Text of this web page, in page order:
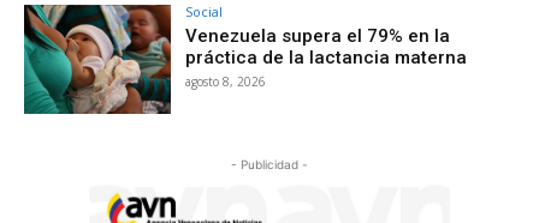
Social
Venezuela supera el 79% en la
práctica de la lactancia materna
agosto 8, 2026
- Publicidad -